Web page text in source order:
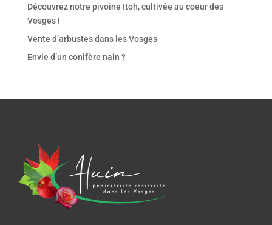
Découvrez notre pivoine Itoh, cultivée au coeur des
Vosges !
Vente d’arbustes dans les Vosges
Envie d’un conifère nain ?